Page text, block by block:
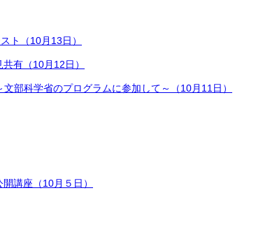
ト（10月13日）
有（10月12日）
部科学省のプログラムに参加して～（10月11日）
講座（10月５日）